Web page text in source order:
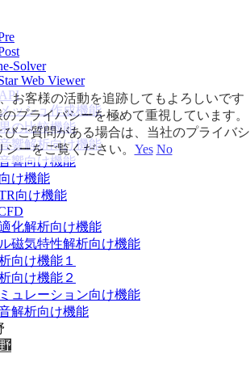
Solver
Web Viewer
ッシュ作成機能
の比較機能
響解析向け機能
響向け機能
け機能
向け機能
化解析向け機能
磁気特性解析向け機能
向け機能１
向け機能２
ュレーション向け機能
解析向け機能
お客様の活動を追跡してもよろしいです
プライバシーを極めて重視しています。
ご質問がある場合は、当社のプライバシ
シーをご覧ください。 Yes No